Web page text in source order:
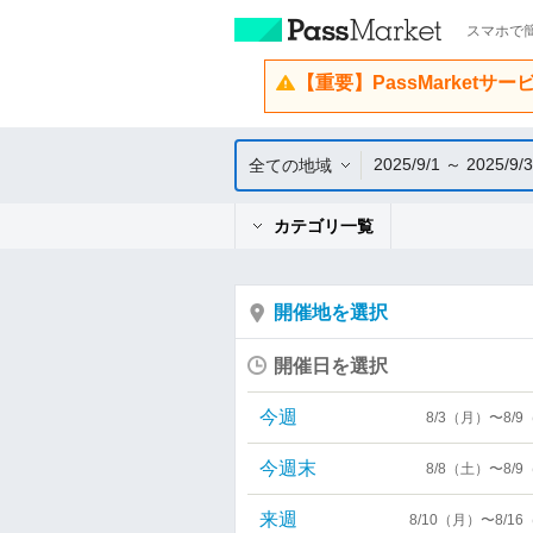
スマホで
【重要】PassMarketサー
全ての地域 2025/9/1 ～ 2025/9/
カテゴリ一覧
開催地を選択
開催日を選択
今週 8/3（月）〜8/9
今週末 8/8（土）〜8/9
来週 8/10（月）〜8/16